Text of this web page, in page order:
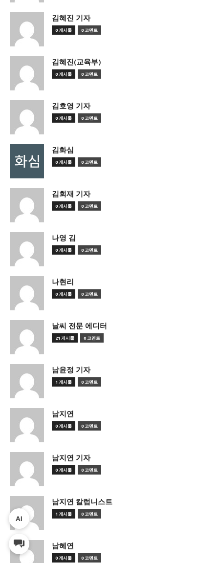
김혜진 기자
0 게시물 0 코멘트
김혜진(교육부)
0 게시물 0 코멘트
김호영 기자
0 게시물 0 코멘트
김화심
0 게시물 0 코멘트
김회재 기자
0 게시물 0 코멘트
나영 김
0 게시물 0 코멘트
나현리
0 게시물 0 코멘트
날씨 전문 에디터
21 게시물 0 코멘트
남윤정 기자
1 게시물 0 코멘트
남지연
0 게시물 0 코멘트
남지연 기자
0 게시물 0 코멘트
남지연 칼럼니스트
1 게시물 0 코멘트
남혜연
0 게시물 0 코멘트
AI